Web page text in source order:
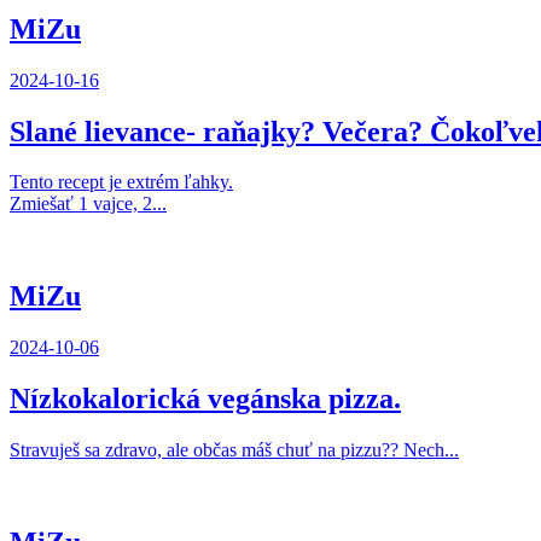
MiZu
2024-10-16
Slané lievance- raňajky? Večera?
Tento recept je extrém ľahky.
Zmiešať 1 vajce, 2...
MiZu
2024-10-06
Nízkokalorická vegánska pizza.
Stravuješ sa zdravo, ale občas máš chuť na pizzu?? Nech...